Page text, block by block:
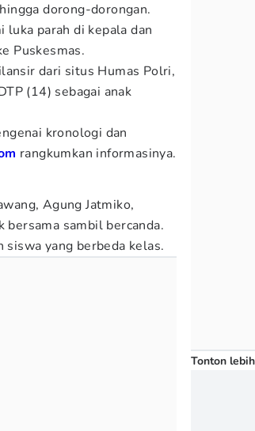
dorong-dorongan.
luka parah di kepala dan
Puskesmas.
dari situs Humas Polri,
(14) sebagai anak
kronologi dan
rangkumkan informasinya.
Agung Jatmiko,
bersama sambil bercanda.
siswa yang berbeda kelas.
Tonton